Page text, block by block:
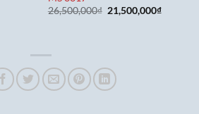
26,500,000₫ Giá
gốc
21,500,000₫Giá